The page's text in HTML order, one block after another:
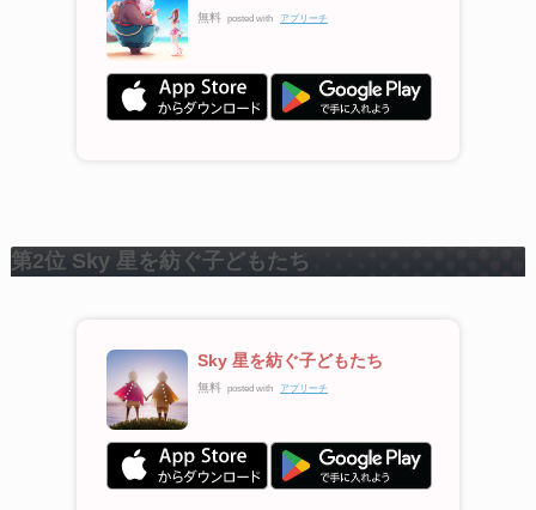
無料 posted with アプリーチ
第2位 Sky 星を紡ぐ子どもたち
Sky 星を紡ぐ子どもたち
無料 posted with アプリーチ